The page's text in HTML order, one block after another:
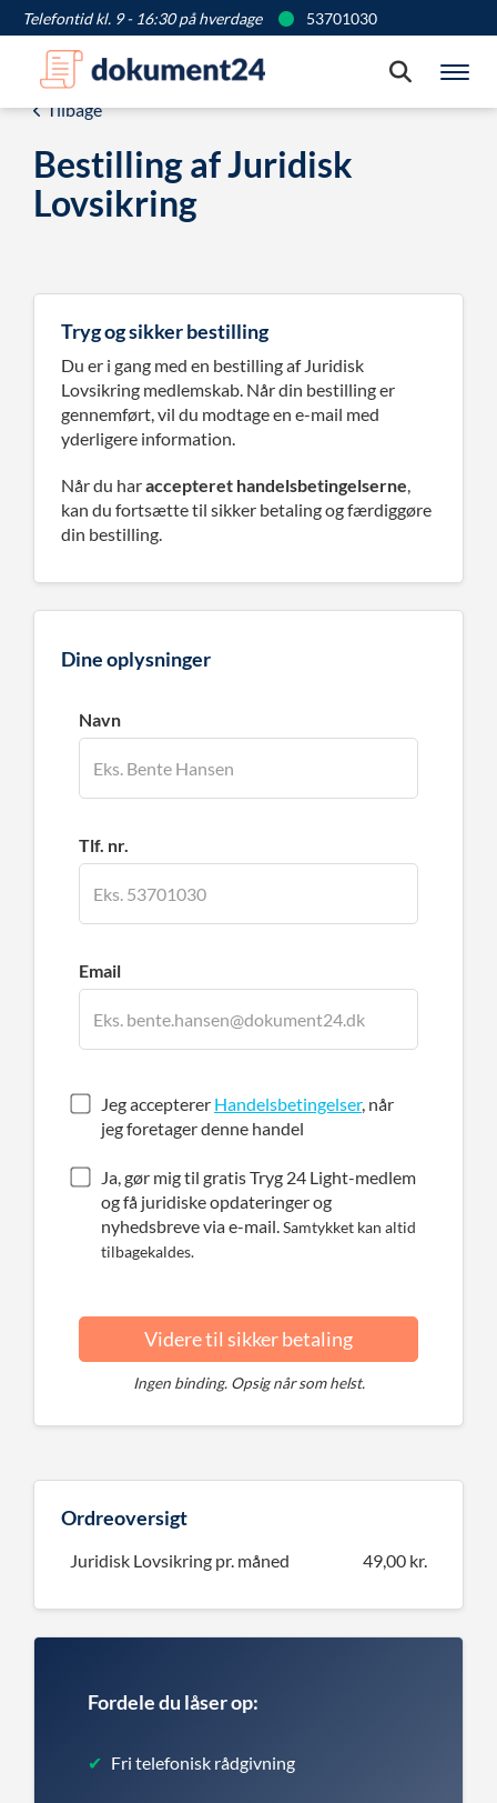
Telefontid kl. 9 - 16:30 på hverdage 53701030
Vis
Søg
Tilbage
Bestilling af Juridisk
Lovsikring
Tryg og sikker bestilling
Du er i gang med en bestilling af Juridisk
Lovsikring medlemskab. Når din bestilling er
gennemført, vil du modtage en e-mail med
yderligere information.
Når du haraccepteret handelsbetingelserne,
kan du fortsætte til sikker betaling og færdiggøre
din bestilling.
Dine oplysninger
Navn
Tlf. nr.
Email
Jeg accepterer Handelsbetingelser, når
jeg foretager denne handel
Ja, gør mig til gratis Tryg 24 Light-medlem
og få juridiske opdateringer og
nyhedsbreve via e-mail.Samtykket kan altid
tilbagekaldes.
Videre til sikker betaling
Ingen binding. Opsig når som helst.
Ordreoversigt
Juridisk Lovsikring pr. måned 49,00 kr.
Fordele du låser op:
✔ Fri telefonisk rådgivning